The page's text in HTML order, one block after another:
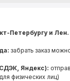
Петербургу и Лен.
забрать заказ
Яндекс):
физических лиц)